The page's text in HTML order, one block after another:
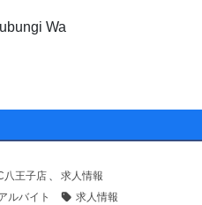
Wa
八王子店 、 求人情報
ルバイト 求人情報